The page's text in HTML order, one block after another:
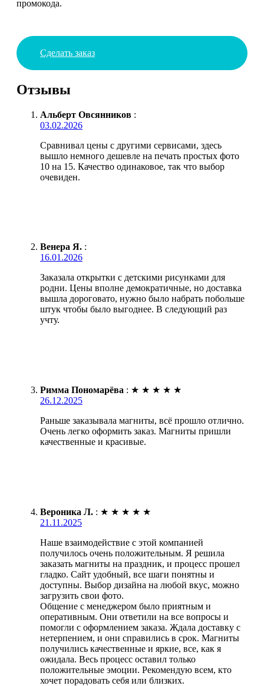
промокода.
Сделать заказ
Отзывы
Альберт Овсянников :
03.02.2026
Сравнивал цены с другими сервисами, здесь
вышло немного дешевле на печать простых фото
10 на 15. Качество одинаковое, так что выбор
очевиден.
Венера Я. :
16.01.2026
Заказала открытки с детскими рисунками для
родни. Цены вполне демократичные, но доставка
вышла дороговато, нужно было набрать побольше
штук чтобы было выгоднее. В следующий раз
учту.
Римма Пономарёва : ★ ★ ★ ★ ★
26.12.2025
Раньше заказывала магниты, всё прошло отлично.
Очень легко оформить заказ. Магниты пришли
качественные и красивые.
Вероника Л. : ★ ★ ★ ★ ★
21.11.2025
Наше взаимодействие с этой компанией
получилось очень положительным. Я решила
заказать магниты на праздник, и процесс прошел
гладко. Сайт удобный, все шаги понятны и
доступны. Выбор дизайна на любой вкус, можно
загрузить свои фото.
Общение с менеджером было приятным и
оперативным. Они ответили на все вопросы и
помогли с оформлением заказа. Ждала доставку с
нетерпением, и они справились в срок. Магниты
получились качественные и яркие, все, как я
ожидала. Весь процесс оставил только
положительные эмоции. Рекомендую всем, кто
хочет порадовать себя или близких.